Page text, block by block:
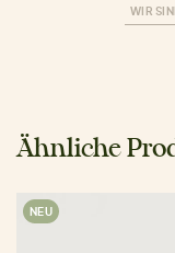
WIR
Ähnliche
NEU